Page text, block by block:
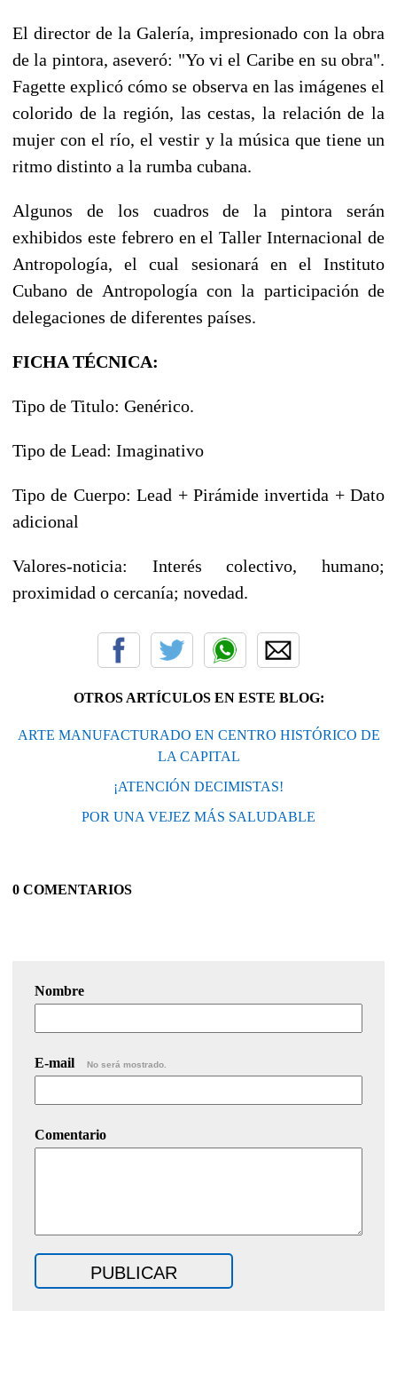
El director de la Galería, impresionado con la obra
de la pintora, aseveró: "Yo vi el Caribe en su obra".
Fagette explicó cómo se observa en las imágenes el
colorido de la región, las cestas, la relación de la
mujer con el río, el vestir y la música que tiene un
ritmo distinto a la rumba cubana.
Algunos de los cuadros de la pintora serán
exhibidos este febrero en el Taller Internacional de
Antropología, el cual sesionará en el Instituto
Cubano de Antropología con la participación de
delegaciones de diferentes países.
FICHA TÉCNICA:
Tipo de Titulo: Genérico.
Tipo de Lead: Imaginativo
Tipo de Cuerpo: Lead + Pirámide invertida + Dato
adicional
Valores-noticia: Interés colectivo, humano;
proximidad o cercanía; novedad.
OTROS ARTÍCULOS EN ESTE BLOG:
ARTE MANUFACTURADO EN CENTRO HISTÓRICO DE
LA CAPITAL
¡ATENCIÓN DECIMISTAS!
POR UNA VEJEZ MÁS SALUDABLE
0 COMENTARIOS
Nombre
E-mail No será mostrado.
Comentario